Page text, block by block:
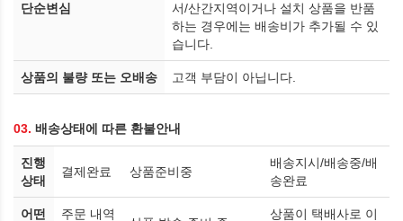
단순변심
서/산간지역이거나 설치 상품을 반품
하는 경우에는 배송비가 추가될 수 있
습니다.
상품의 불량 또는 오배송 고객 부담이 아닙니다.
03. 배송상태에 따른 환불안내
진행
상태
결제완료 상품준비중
배송지시/배송중/배
송완료
어떤
주문 내역
상품이 택배사로 이